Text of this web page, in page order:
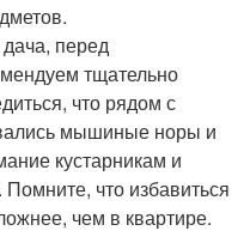
перед
тщательно
что рядом с
мышиные норы и
кустарникам и
что избавиться
чем в квартире.